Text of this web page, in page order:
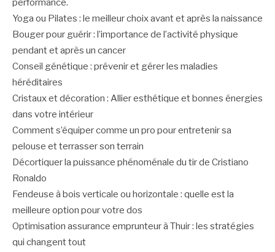
performance.
Yoga ou Pilates : le meilleur choix avant et après la naissance
Bouger pour guérir : l’importance de l’activité physique
pendant et après un cancer
Conseil génétique : prévenir et gérer les maladies
héréditaires
Cristaux et décoration : Allier esthétique et bonnes énergies
dans votre intérieur
Comment s’équiper comme un pro pour entretenir sa
pelouse et terrasser son terrain
Décortiquer la puissance phénoménale du tir de Cristiano
Ronaldo
Fendeuse à bois verticale ou horizontale : quelle est la
meilleure option pour votre dos
Optimisation assurance emprunteur à Thuir : les stratégies
qui changent tout